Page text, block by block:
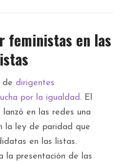
feministas en las
de dirigentes
por la igualdad. El
en las redes una
la ley de paridad que
en las listas.
la presentación de las